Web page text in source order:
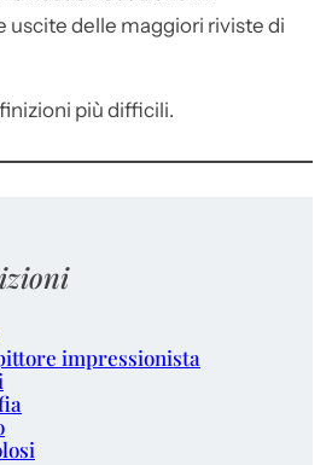
uscite delle maggiori riviste di
più difficili.
impressionista